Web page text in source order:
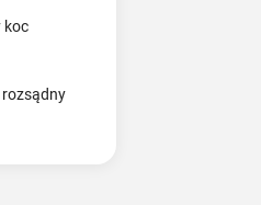
koc
rozsądny